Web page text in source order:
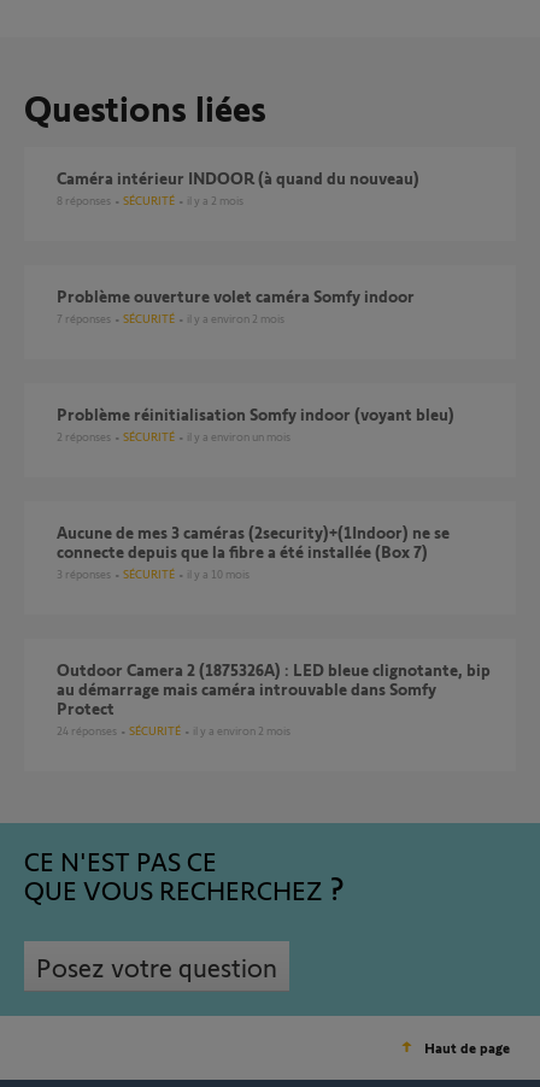
Questions liées
Caméra intérieur INDOOR (à quand du nouveau)
8 réponses SÉCURITÉ il y a 2 mois
Problème ouverture volet caméra Somfy indoor
7 réponses SÉCURITÉ il y a environ 2 mois
Problème réinitialisation Somfy indoor (voyant bleu)
2 réponses SÉCURITÉ il y a environ un mois
Aucune de mes 3 caméras (2security)+(1Indoor) ne se
connecte depuis que la fibre a été installée (Box 7)
3 réponses SÉCURITÉ il y a 10 mois
Outdoor Camera 2 (1875326A) : LED bleue clignotante, bip
au démarrage mais caméra introuvable dans Somfy
Protect
24 réponses SÉCURITÉ il y a environ 2 mois
CE N'EST PAS CE
QUE VOUS RECHERCHEZ
Posez votre question
Haut de page